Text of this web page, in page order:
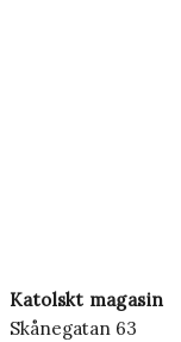
Katolskt magasin
Skånegatan 63